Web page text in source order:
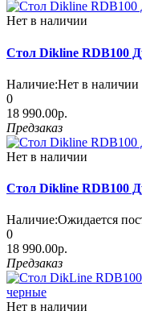
Нет в наличии
Стол Dikline RDB100
Наличие:Нет в наличии
0
18 990.00р.
Предзаказ
Нет в наличии
Стол Dikline RDB100
Наличие:Ожидается
0
18 990.00р.
Предзаказ
Нет в наличии